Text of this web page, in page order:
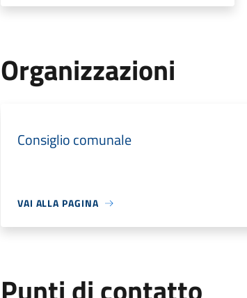
Organizzazioni
Consiglio comunale
VAI ALLA PAGINA